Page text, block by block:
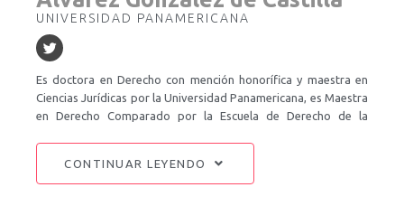
UNIVERSIDAD PANAMERICANA
Es doctora en Derecho con mención honorífica y maestra en
Ciencias Jurídicas por la Universidad Panamericana, es Maestra
en Derecho Comparado por la Escuela de Derecho de la
el Sistema Nacional de Investigadores. Ha coordinado y fue
ponente en diversos diplomados en el Instituto de
CONTINUAR LEYENDO